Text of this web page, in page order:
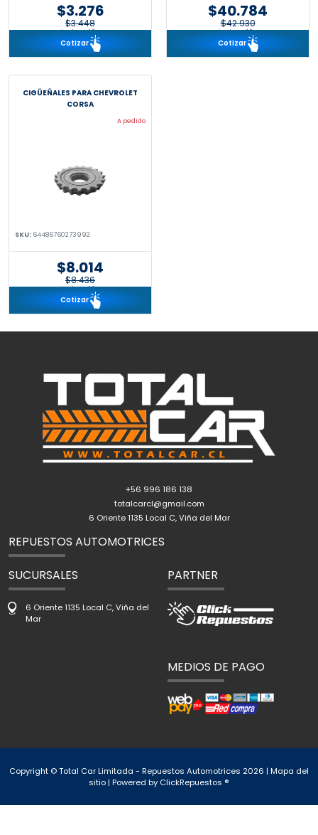
$3.276
$3.448
incl. IVA 19%
Cotizar
$40.784
$42.930
incl. IVA 19%
Cotizar
CIGÜEÑALES PARA CHEVROLET
CORSA
A pedido
SKU: 64486760273992
$8.014
$8.436
incl. IVA 19%
Cotizar
+56 996 186 138
totalcarcl@gmail.com
6 Oriente 1135 Local C, Viña del Mar
REPUESTOS AUTOMOTRICES
SUCURSALES
6 Oriente 1135 Local C, Viña del
Mar
PARTNER
MEDIOS DE PAGO
Copyright © Total Car Limitada - Repuestos Automotrices 2026 | Mapa del
sitio| Powered by ClickRepuestos ®